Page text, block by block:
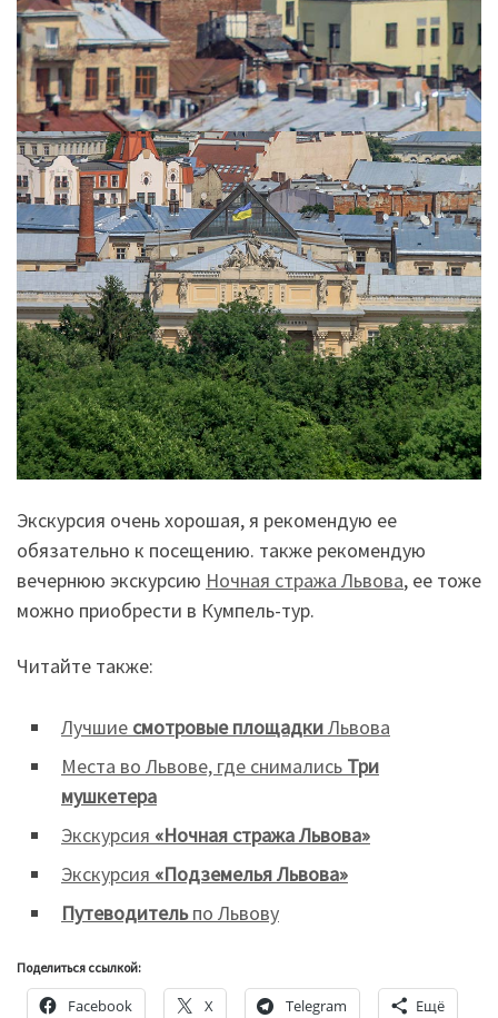
Экскурсия очень хорошая, я рекомендую ее
обязательно к посещению. также рекомендую
вечернюю экскурсию Ночная стража Львова, ее тоже
можно приобрести в Кумпель-тур.
Читайте также:
Лучшие смотровые площадкиЛьвова
Места во Львове, где снимались Три
мушкетера
Экскурсия «Ночная стража Львова»
Экскурсия «Подземелья Львова»
Путеводительпо Львову
Поделиться ссылкой:
Facebook X Telegram Ещё